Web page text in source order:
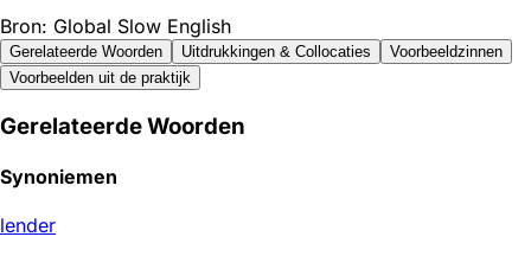
Bron: Global Slow English
Gerelateerde Woorden Uitdrukkingen & Collocaties
Voorbeeldzinnen
Voorbeelden uit de praktijk
Gerelateerde Woorden
Synoniemen
lender